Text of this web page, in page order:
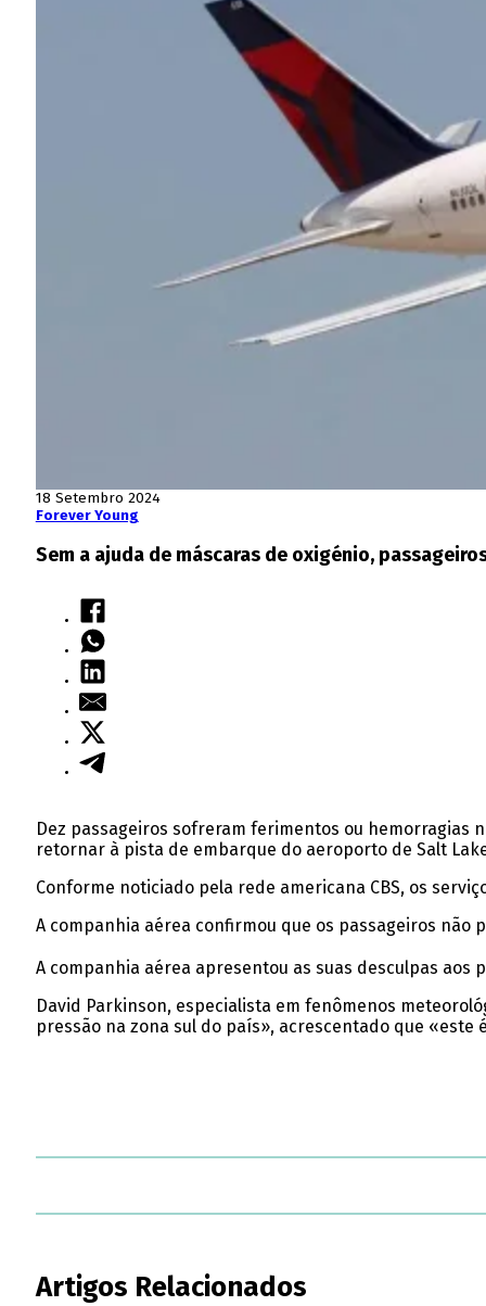
18 Setembro 2024
Forever Young
Sem a ajuda de máscaras de oxigénio,
Dez passageiros sofreram ferimentos ou hemorragias
retornar à pista de embarque do aeroporto de Salt
Conforme noticiado pela rede americana CBS, os
A companhia aérea confirmou que os passageiros não
A companhia aérea apresentou as suas desculpas
David Parkinson, especialista em fenômenos
pressão na zona sul do país», acrescentado que «este
Artigos Relacionados